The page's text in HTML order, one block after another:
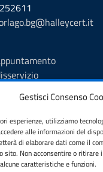
Gestisci Consenso
esperienze, utilizziamo
alle informazioni del
di elaborare dati come il
sito. Non acconsentire o ritirare
caratteristiche e funzioni.
accessibilità